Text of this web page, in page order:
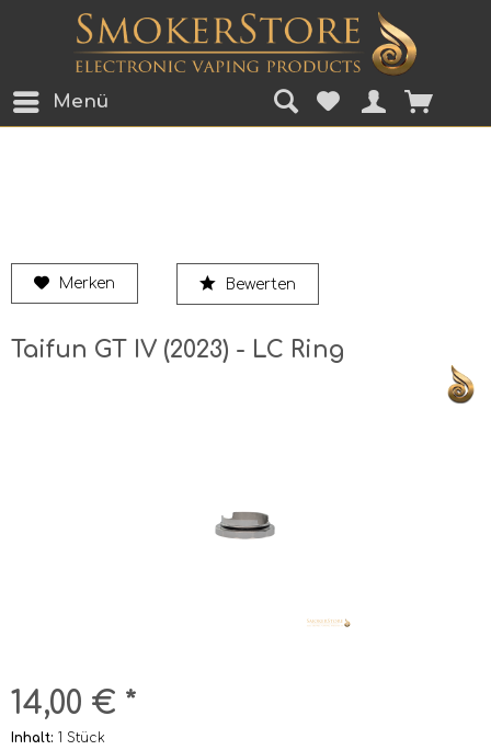
Menü
Taifun GT IV (2023) - LC Ring
14,00 € *
Inhalt: 1 Stück
Merken Bewerten